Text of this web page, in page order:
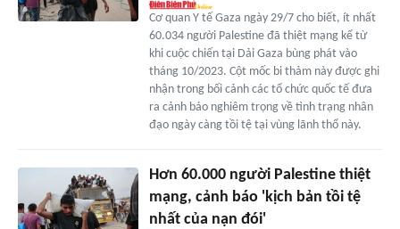
Cơ quan Y tế Gaza ngày 29/7 cho biết, ít nhất
60.034 người Palestine đã thiệt mạng kể từ
khi cuộc chiến tại Dải Gaza bùng phát vào
tháng 10/2023. Cột mốc bi thảm này được ghi
nhận trong bối cảnh các tổ chức quốc tế đưa
ra cảnh báo nghiêm trọng về tình trạng nhân
đạo ngày càng tồi tệ tại vùng lãnh thổ này.
Hơn 60.000 người Palestine thiệt
mạng, cảnh báo 'kịch bản tồi tệ
nhất của nạn đói'